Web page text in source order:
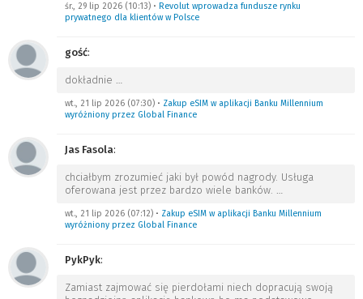
śr., 29 lip 2026 (10:13) • Revolut wprowadza fundusze rynku
prywatnego dla klientów w Polsce
gość:
dokładnie …
wt., 21 lip 2026 (07:30) • Zakup eSIM w aplikacji Banku Millennium
wyróżniony przez Global Finance
Jas Fasola:
chciałbym zrozumieć jaki był powód nagrody. Usługa
oferowana jest przez bardzo wiele banków. …
wt., 21 lip 2026 (07:12) • Zakup eSIM w aplikacji Banku Millennium
wyróżniony przez Global Finance
PykPyk:
Zamiast zajmować się pierdołami niech dopracują swoją